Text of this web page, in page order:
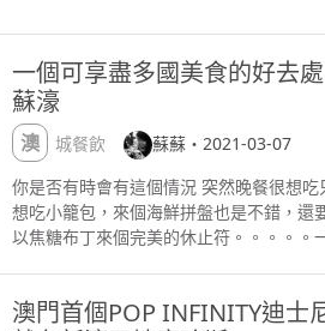
族，皆因它傳熱效能很好，大廚能夠精準
黏鍋，也是葡萄牙人料理的秘訣。 石頭湯
傳統熱湯，材料包括被譽為世界上最好吃
質口感極具柔軟，肉汁豐富，回味甘香，
葡萄牙人最喜歡用這湯來配搭紅酒。 八
的海鮮菜餚之一。 精選進口來自阿爾加威
質軟糯，特別的是以煮過八爪魚的水作為
佳餚，由一隻乳豬烤至皮脆鬆化，傳統上
椒粉調味而成。 最特別的是，送上來時
然，不含類固醇，而且口碑卓越，有大量
威的是，在澳洲國徽上出現的袋鼠標誌
造、具有權威認證的產品上，而Golden8
印上了這個權威袋鼠三角標誌。
Golden 8 鱷魚油舒緩霜含有 Pure
的澳洲鱷魚油，金盞花萃CO2和乳木果的
最細膩和敏感的皮膚，天然抗菌特性具有
睛敏感位置也適用，更可舒緩手部因消毒
Body Lotion 300ml $248 Pure8
護功能。塗抹後，身體皮膚感覺柔軟如
時令的菜。 這天，蘇蘇跟好友們來到永
位於永皇宮南翼，如果是駕車的泊車去南
是遊客的話，永利皇宮內的指引十分清晰
廳門口有親切的服務員接待帶領我們入座
的餐廳裝潢，像是帝王時期的珠寶一樣，
大片的落地玻璃窗，前面就是著名的水舞
邊欣賞呢，如果是在晚上過來用餐，更可
色特效之間的水舞，極其震撼。 餐桌上的
色為主調，典雅大方，餐巾上還有孔雀羽
味道甜潤感覺舒適，為打開你的胃口作準
一個可享盡多國美食的好去
蘇濠
澳城餐飲
蘇蘇・2021-03-07
你是否有時會有這個情況 突然晚餐很想
想吃小籠包，來個海鮮拼盤也是不錯，還
以焦糖布丁來個完美的休止符。。。。。
裡有多間中西餐廳、韓國菜和酒吧等，最
澳門首個POP INFINITY迪士